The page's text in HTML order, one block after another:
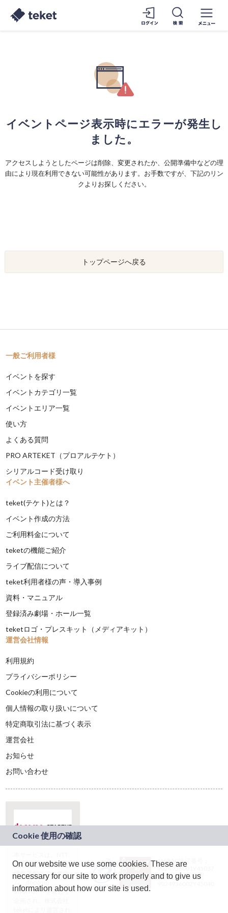
イベントページ表示時にエラーが発生し
ました。
アクセスしようとしたページは削除、変更されたか、公開準備中などの理
由により現在利用できない可能性があります。お手数ですが、下記のリン
クよりお探しください。
トップページへ戻る
一般ご利用者様
イベントを探す
イベントカテゴリ一覧
イベントエリア一覧
使い方
よくある質問
PRO ARTEKET（プロアルテケト）
シリアルコード受け取り
イベント主催者様へ
teket(テケト)とは？
イベント作成の方法
ご利用料金について
teketの機能ご紹介
ライブ配信について
teket利用者様の声・導入事例
資料・マニュアル
登録済み劇場・ホール一覧
teketロゴ・プレスキット（メディアキット）
運営会社情報
利用規約
プライバシーポリシー
Cookieの利用について
個人情報の取り扱いについて
特定商取引法に基づく表示
運営会社
お知らせ
お問い合わせ
ドコモグループの新
規事業創出プログラ
ム「docomo
STARTUP」を通じて
JASRAC許諾番号：
9024936001Y45037
JASRAC許諾番号：
On our website we use some cookies. These are
necessary for our site to work properly and to give us
information about how our site is used.